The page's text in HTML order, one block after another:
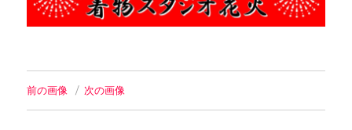
前の画像 次の画像